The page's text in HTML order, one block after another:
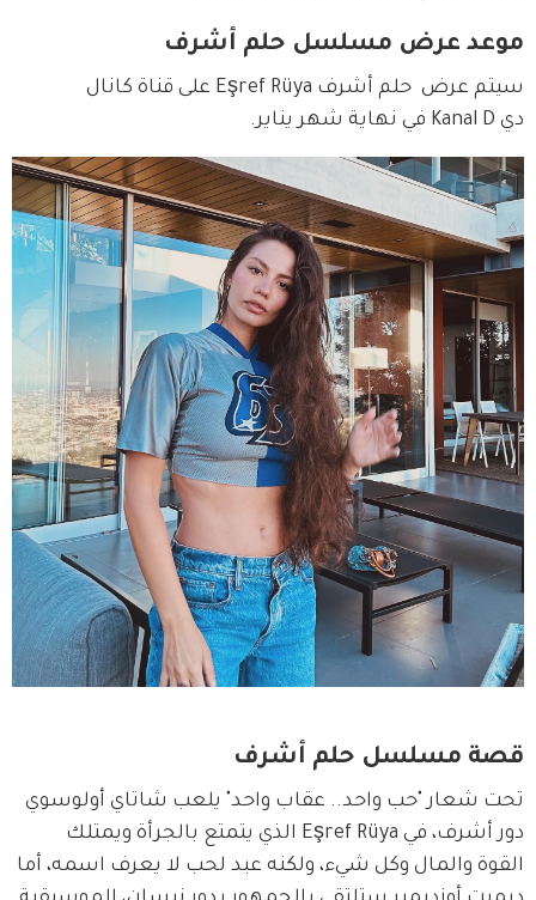
موعد عرض مسلسل حلم أشرف
سيتم عرض  حلم أشرف Eşref Rüya على قناة كانال
دي Kanal D في نهاية شهر يناير.
قصة مسلسل حلم أشرف
تحت شعار "حب واحد.. عقاب واحد" يلعب شاتاي أولوسوي
دور أشرف، في Eşref Rüya الذي يتمتع بالجرأة ويمتلك
القوة والمال وكل شيء، ولكنه عبد لحب لا يعرف اسمه، أما